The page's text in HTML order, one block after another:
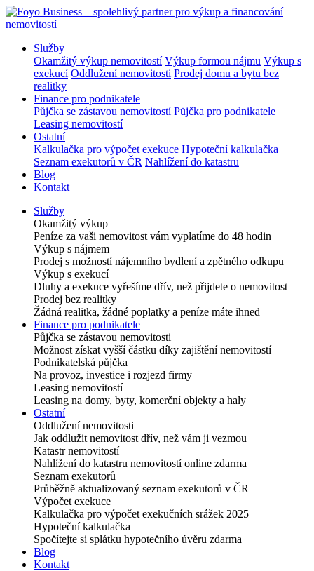
Služby
Okamžitý výkup nemovitostí Výkup formou nájmu Výkup s
exekucí Oddlužení nemovitosti Prodej domu a bytu bez
realitky
Finance pro podnikatele
Půjčka se zástavou nemovitostí Půjčka pro podnikatele
Leasing nemovitostí
Ostatní
Kalkulačka pro výpočet exekuce Hypoteční kalkulačka
Seznam exekutorů v ČR Nahlížení do katastru
Blog
Kontakt
Služby
Okamžitý výkup
Peníze za vaši nemovitost vám vyplatíme do 48 hodin
Výkup s nájmem
Prodej s možností nájemního bydlení a zpětného odkupu
Výkup s exekucí
Dluhy a exekuce vyřešíme dřív, než přijdete o nemovitost
Prodej bez realitky
Žádná realitka, žádné poplatky a peníze máte ihned
Finance pro podnikatele
Půjčka se zástavou nemovitosti
Možnost získat vyšší částku díky zajištění nemovitostí
Podnikatelská půjčka
Na provoz, investice i rozjezd firmy
Leasing nemovitostí
Leasing na domy, byty, komerční objekty a haly
Ostatní
Oddlužení nemovitosti
Jak oddlužit nemovitost dřív, než vám ji vezmou
Katastr nemovitostí
Nahlížení do katastru nemovitostí online zdarma
Seznam exekutorů
Průběžně aktualizovaný seznam exekutorů v ČR
Výpočet exekuce
Kalkulačka pro výpočet exekučních srážek 2025
Hypoteční kalkulačka
Spočítejte si splátku hypotečního úvěru zdarma
Blog
Kontakt